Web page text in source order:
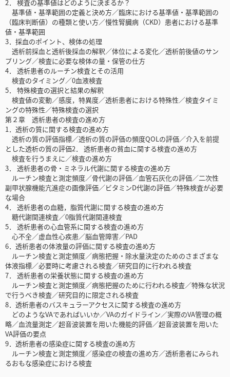
2． 検査の基準値はどのように決まるか？
基準値・基準範囲の定義と決め方／臨床における基準値・基準範囲の
（臨床判断値）の種類と使い方／慢性腎臓病（CKD）患者における基準
値・基準範囲
3．採血のポイント、検体の処理
透析前採血と透析後採血の解釈／体位による変化／透析前後値のサン
プリング／検査に必要な検体の量・保管の仕方
4． 透析患者のルーチン検査とその活用
検査のタイミング／0血液検査
5． 特殊検査の選択と結果の解釈
検査値の変動／感度，特異度／透析患者における特殊性／検査タイミ
ングの特殊性／特殊検査の選択
第２章 透析患者の検査の進め方
1．透析の質に関する検査の進め方
透析の質の評価指標／透析の質の評価の頻度QOLの評価／介入を前提
とした透析の質の評価2． 透析患者の貧血に関する検査の進め方
検査を行うまえに／検査の進め方
3． 透析患者の骨・ミネラル代謝に関する検査の進め方
ルーチン検査と測定頻度／骨代謝の評価／血管石灰化の評価／二次性
副甲状腺機能亢進症の画像評価／ビタミンD代謝の評価／特殊検査が必要
な場合
4． 透析患者の血糖，脂質代謝に関する検査の進め方
糖代謝関連検査／0脂質代謝関連検査
5． 透析患者の心血管系に関する検査の進め方
心不全／虚血性心疾患／脳血管障害／PAD
6．透析患者の体液量の評価に関する検査の進め方
ルーチン検査と測定頻度／病態把握・除水量決定のためのさまざまな
体液指標／必要時に考慮される検査／研究目的に行われる検査
7． 透析患者の栄養状態に関する検査の進め方
ルーチン検査と測定頻度／病態把握のために行われる検査／特殊な状況
で行うべき検査／研究目的に限定される検査
8．透析患者のバスキュラーアクセスに関する検査の進め方
どのようなVAであればいいか／VAのガイドライン／実際のVA管理の概
略／血流量測定／超音波装置を用いた機能的評価／超音波装置を用いた
VA評価の要点
9．透析患者の感染症に関する検査の進め方
ルーチン検査と測定頻度／感染症の検査の進め方／透析患者にみられ
るおもな感染症における検査